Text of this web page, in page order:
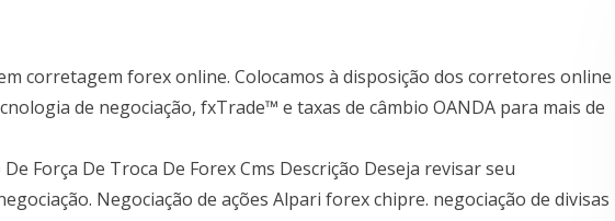
corretagem forex online. Colocamos à disposição dos corretores online
de negociação, fxTrade™ e taxas de câmbio OANDA para mais de
Força De Troca De Forex Cms Descrição Deseja revisar seu
Negociação de ações Alpari forex chipre. negociação de divisas